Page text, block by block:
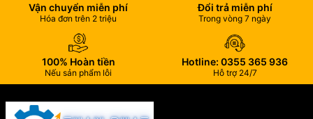
Vận chuyển miễn phí
Hóa đơn trên 2 triệu
Đổi trả miễn phí
Trong vòng 7 ngày
100% Hoàn tiền
Nếu sản phẩm lỗi
Hotline: 0355 365 936
Hỗ trợ 24/7